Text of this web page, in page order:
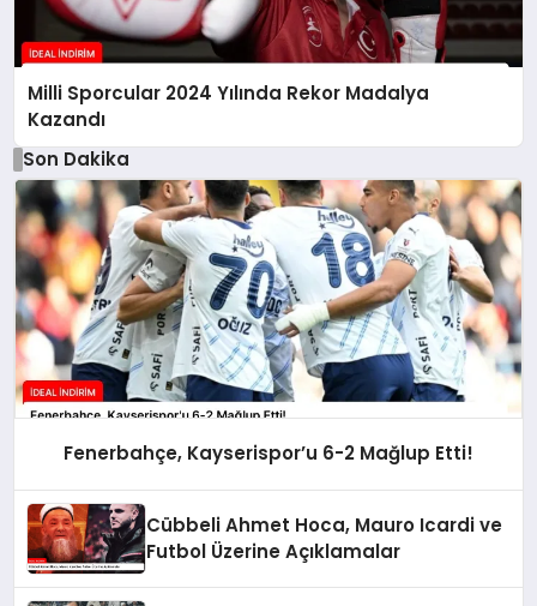
Milli Sporcular 2024 Yılında Rekor Madalya
Kazandı
Son Dakika
Fenerbahçe, Kayserispor’u 6-2 Mağlup Etti!
Cübbeli Ahmet Hoca, Mauro Icardi ve
Futbol Üzerine Açıklamalar